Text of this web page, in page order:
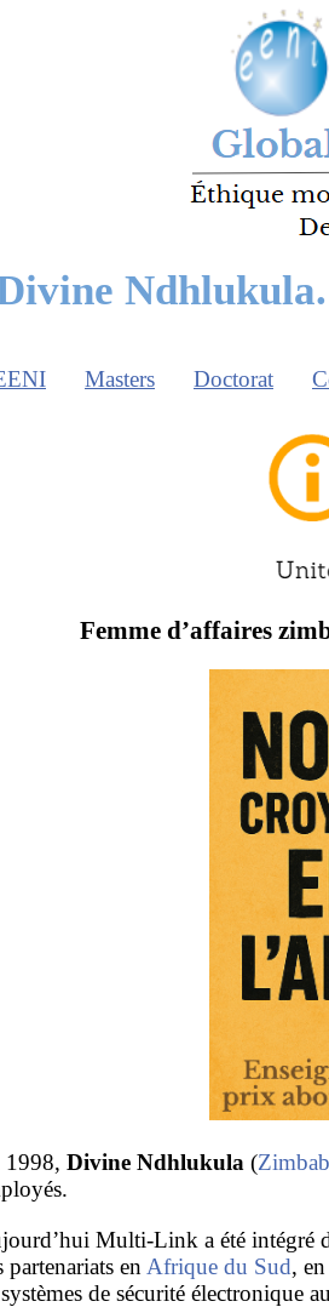
Masters Doctorat
Femme d’affaires
1998, Divine Ndhlukula (
Multi-Link a été intégré
partenariats en Afrique du Sud,
de sécurité électronique